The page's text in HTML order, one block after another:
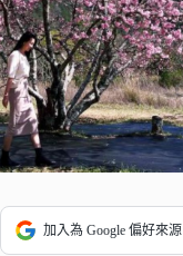
加入為 Google 偏好來源